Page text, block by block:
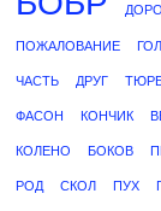
ПОЖАЛОВАНИЕ
ЧАСТЬ ДРУГ
ФАСОН КОНЧИК
КОЛЕНО БОКОВ
РОД СКОЛ ПУХ